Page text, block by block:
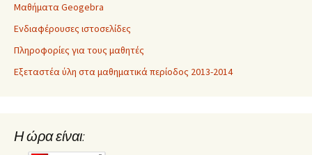
Μαθήματα Geogebra
Ενδιαφέρουσες ιστοσελίδες
Πληροφορίες για τους μαθητές
Εξεταστέα ύλη στα μαθηματικά περίοδος 2013-2014
Η ώρα είναι: